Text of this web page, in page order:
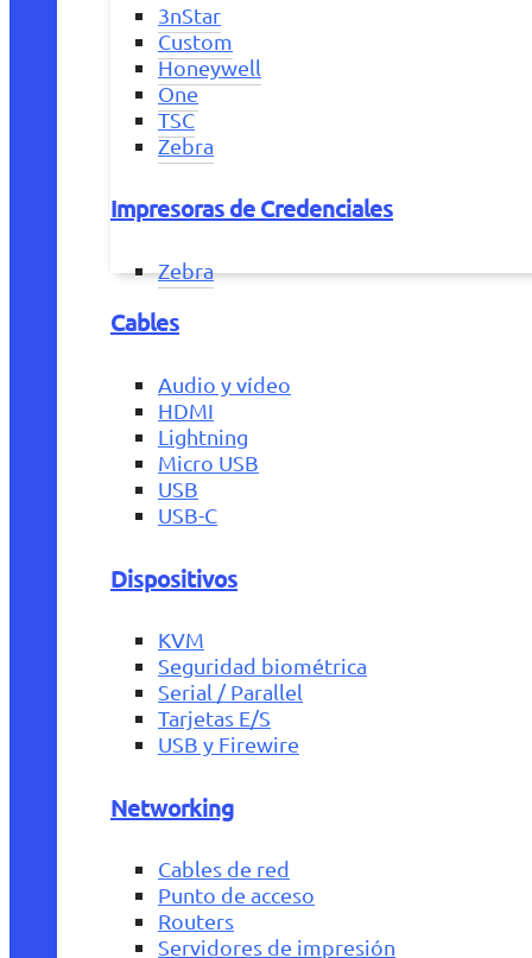
3nStar
Custom
Honeywell
One
TSC
Zebra
Impresoras de Credenciales
Zebra
Cables
Audio y vídeo
HDMI
Lightning
Micro USB
USB
USB-C
Dispositivos
KVM
Seguridad biométrica
Serial / Parallel
Tarjetas E/S
USB y Firewire
Networking
Cables de red
Punto de acceso
Routers
Servidores de impresión